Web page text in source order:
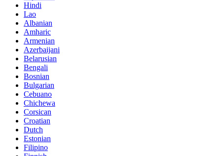
Hindi
Lao
Albanian
Amharic
Armenian
Azerbaijani
Belarusian
Bengali
Bosnian
Bulgarian
Cebuano
Chichewa
Corsican
Croatian
Dutch
Estonian
Filipino